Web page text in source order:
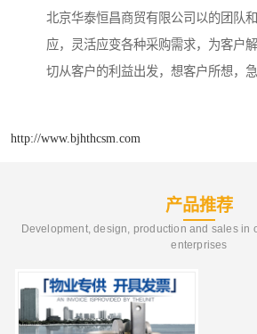
北京华泰恒昌商贸有限公司以的团队
应，灵活应变各种采购需求，为客户
切从客户的利益出发，想客户所想，急
http://www.bjhthcsm.com
产品推荐
Development, design, production and sales in
enterprises